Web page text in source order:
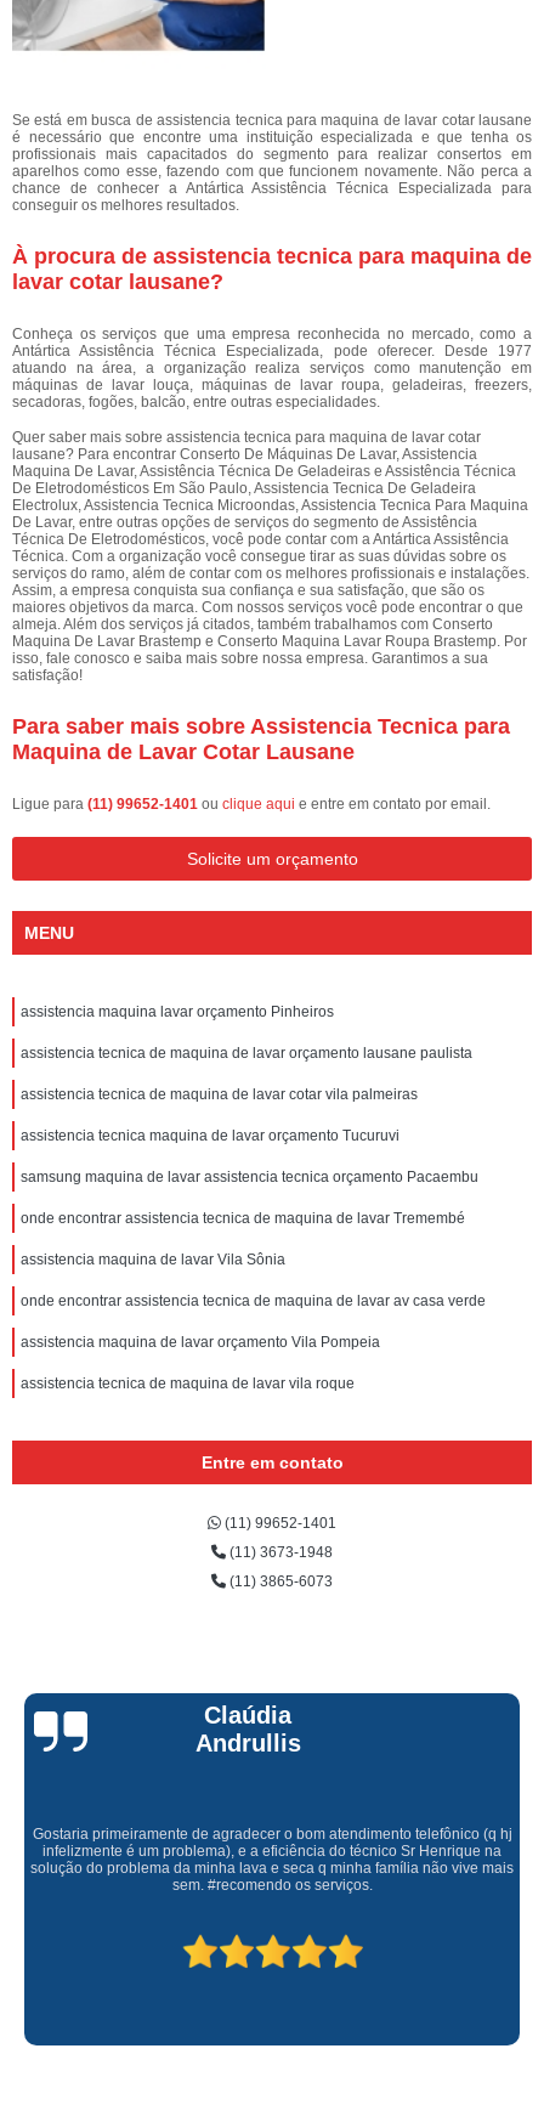
Se está em busca de assistencia tecnica para maquina de lavar cotar lausane
é necessário que encontre uma instituição especializada e que tenha os
profissionais mais capacitados do segmento para realizar consertos em
aparelhos como esse, fazendo com que funcionem novamente. Não perca a
chance de conhecer a Antártica Assistência Técnica Especializada para
conseguir os melhores resultados.
À procura de assistencia tecnica para maquina de
lavar cotar lausane?
Conheça os serviços que uma empresa reconhecida no mercado, como a
Antártica Assistência Técnica Especializada, pode oferecer. Desde 1977
atuando na área, a organização realiza serviços como manutenção em
máquinas de lavar louça, máquinas de lavar roupa, geladeiras, freezers,
secadoras, fogões, balcão, entre outras especialidades.
Quer saber mais sobre assistencia tecnica para maquina de lavar cotar
lausane? Para encontrar Conserto De Máquinas De Lavar, Assistencia
Maquina De Lavar, Assistência Técnica De Geladeiras e Assistência Técnica
De Eletrodomésticos Em São Paulo, Assistencia Tecnica De Geladeira
Electrolux, Assistencia Tecnica Microondas, Assistencia Tecnica Para Maquina
De Lavar, entre outras opções de serviços do segmento de Assistência
Técnica De Eletrodomésticos, você pode contar com a Antártica Assistência
Técnica. Com a organização você consegue tirar as suas dúvidas sobre os
serviços do ramo, além de contar com os melhores profissionais e instalações.
Assim, a empresa conquista sua confiança e sua satisfação, que são os
maiores objetivos da marca. Com nossos serviços você pode encontrar o que
almeja. Além dos serviços já citados, também trabalhamos com Conserto
Maquina De Lavar Brastemp e Conserto Maquina Lavar Roupa Brastemp. Por
isso, fale conosco e saiba mais sobre nossa empresa. Garantimos a sua
satisfação!
Para saber mais sobre Assistencia Tecnica para
Maquina de Lavar Cotar Lausane
Ligue para (11) 99652-1401 ou clique aqui e entre em contato por email.
Solicite um orçamento
MENU
assistencia maquina lavar orçamento Pinheiros
assistencia tecnica de maquina de lavar orçamento lausane paulista
assistencia tecnica de maquina de lavar cotar vila palmeiras
assistencia tecnica maquina de lavar orçamento Tucuruvi
samsung maquina de lavar assistencia tecnica orçamento Pacaembu
onde encontrar assistencia tecnica de maquina de lavar Tremembé
assistencia maquina de lavar Vila Sônia
onde encontrar assistencia tecnica de maquina de lavar av casa verde
assistencia maquina de lavar orçamento Vila Pompeia
assistencia tecnica de maquina de lavar vila roque
Entre em contato
(11) 99652-1401
(11) 3673-1948
(11) 3865-6073
Claúdia
Andrullis
Gostaria primeiramente de agradecer o bom atendimento telefônico (q hj
infelizmente é um problema), e a eficiência do técnico Sr Henrique na
solução do problema da minha lava e seca q minha família não vive mais
sem. #recomendo os serviços.